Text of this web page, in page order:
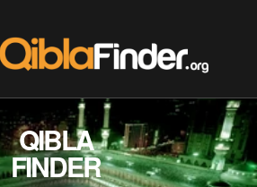
QIBLA
FINDER